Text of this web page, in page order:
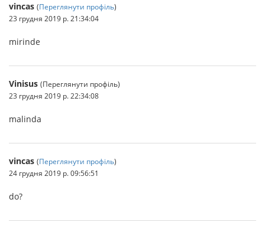
vincas (Переглянути профіль)
23 грудня 2019 р. 21:34:04
mirinde
Vinisus (Переглянути профіль)
23 грудня 2019 р. 22:34:08
malinda
vincas (Переглянути профіль)
24 грудня 2019 р. 09:56:51
do?